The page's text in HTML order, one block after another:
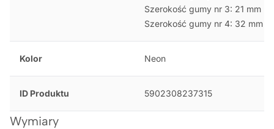
Szerokość gumy nr 3: 21 mm
Szerokość gumy nr 4: 32 mm
Kolor Neon
ID Produktu 5902308237315
Wymiary